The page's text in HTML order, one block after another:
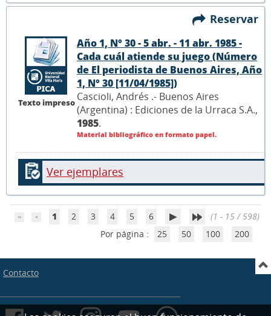
Reservar
Texto impreso
Año 1, N° 30 - 5 abr. - 11 abr. 1985 -
Cada cuál atiende su juego (Número
de El periodista de Buenos Aires, Año
1, N° 30 [11/04/1985])
Cascioli, Andrés .- Buenos Aires
(Argentina) : Ediciones de la Urraca S.A.,
1985.
Material bibliográfico en formato papel.
Ver ejemplares
1 2 3 4 5 6
(1 - 15 / 598)
Por página :
25 50 100 200
Contacto